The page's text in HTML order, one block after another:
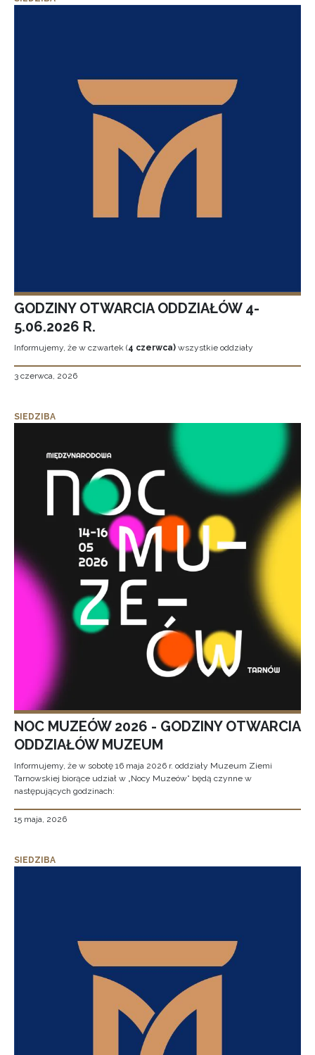
GODZINY OTWARCIA ODDZIAŁÓW 4-
5.06.2026 R.
Informujemy, że w czwartek (4 czerwca) wszystkie oddziały
3 czerwca, 2026
SIEDZIBA
NOC MUZEÓW 2026 - GODZINY OTWARCIA
ODDZIAŁÓW MUZEUM
Informujemy, że w sobotę 16 maja 2026 r. oddziały Muzeum Ziemi
Tarnowskiej biorące udział w „Nocy Muzeów” będą czynne w
następujących godzinach:
15 maja, 2026
SIEDZIBA